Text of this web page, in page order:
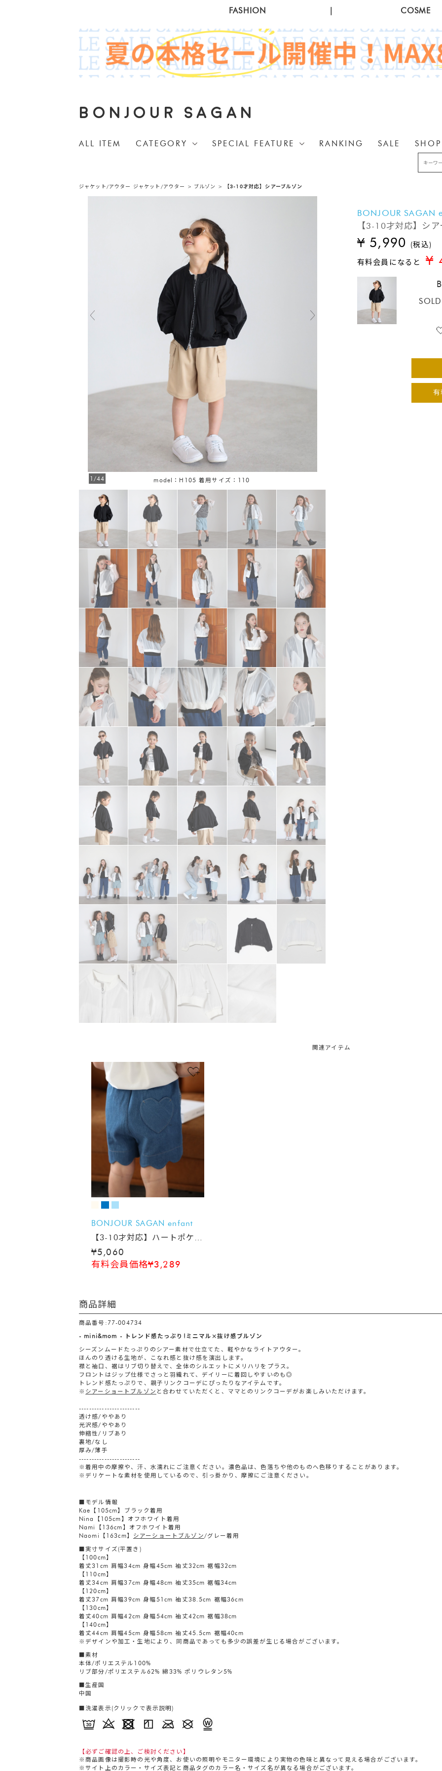
FASHION COSME
BONJOUR SAGAN
ALL ITEM CATEGORY SPECIAL FEATURE RANKING SALE
ジャケット/アウター ジャケット/アウター > ブルゾン > 【3-10才対応】シアーブルゾン
model：H105 着用サイズ：110
1/44
BONJOUR SAGAN
【3-10才対応】シ
¥ 5,990
(税込)
有料会員になると¥
BONJOUR SAGAN enfant
【3-10才対応】ハートポケッ
トスカラップショートパンツ
¥5,060
有料会員価格¥3,289
商品詳細
商品番号:77-004734
- mini&mom - トレンド感たっぷり!ミニマル×抜け感ブルゾン
シーズンムードたっぷりのシアー素材で仕立てた、軽やかなライトアウター。
ほんのり透ける生地が、こなれ感と抜け感を演出します。
襟と袖口、裾はリブ切り替えで、全体のシルエットにメリハリをプラス。
フロントはジップ仕様でさっと羽織れて、デイリーに着回しやすいのも◎
トレンド感たっぷりで、親子リンクコーデにぴったりなアイテムです。
※ シアーショートブルゾン と合わせていただくと、ママとのリンクコーデがお楽しみいただけます。
------------------------
透け感/ややあり
光沢感/ややあり
伸縮性/リブあり
裏地/なし
厚み/薄手
------------------------
※着用中の摩擦や、汗、水濡れにご注意ください。濃色品は、色落ちや他のものへ色移りすることがあります。
※デリケートな素材を使用しているので、引っ掛かり、摩擦にご注意ください。
■モデル情報
Kae【105cm】ブラック着用
Nina【105cm】オフホワイト着用
Nami【136cm】オフホワイト着用
Naomi【163cm】 シアーショートブルゾン/グレー着用
■実寸サイズ(平置き)
【100cm】
着丈31cm 肩幅34cm 身幅45cm 袖丈32cm 裾幅32cm
【110cm】
着丈34cm 肩幅37cm 身幅48cm 袖丈35cm 裾幅34cm
【120cm】
着丈37cm 肩幅39cm 身幅51cm 袖丈38.5cm 裾幅36cm
【130cm】
着丈40cm 肩幅42cm 身幅54cm 袖丈42cm 裾幅38cm
【140cm】
着丈44cm 肩幅45cm 身幅58cm 袖丈45.5cm 裾幅40cm
※デザインや加工・生地により、同商品であっても多少の誤差が生じる場合がございます。
■素材
本体/ポリエステル100%
リブ部分/ポリエステル62% 綿33% ポリウレタン5%
■生産国
中国
■洗濯表示(クリックで表示説明)
【必ずご確認の上、ご検討ください】
※商品画像は撮影時の光や角度、お使いの照明やモニター環境により実物の色味と異なって見える場合がございます。
※サイト上のカラー・サイズ表記と商品タグのカラー名・サイズ名が異なる場合がございます。